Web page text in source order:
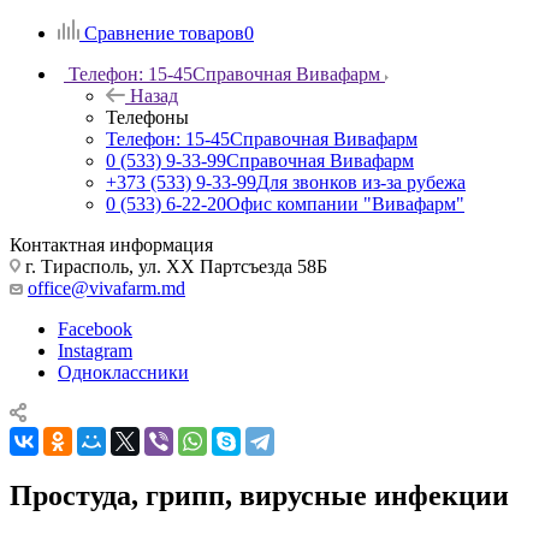
Сравнение товаров0
Телефон: 15-45Справочная Вивафарм
Назад
Телефоны
Телефон: 15-45Справочная Вивафарм
0 (533) 9-33-99Справочная Вивафарм
+373 (533) 9-33-99Для звонков из-за рубежа
0 (533) 6-22-20Офис компании "Вивафарм"
Контактная информация
г. Тирасполь, ул. ХХ Партсъезда 58Б
office@vivafarm.md
Facebook
Instagram
Одноклассники
Простуда, грипп, вирусные инфекции